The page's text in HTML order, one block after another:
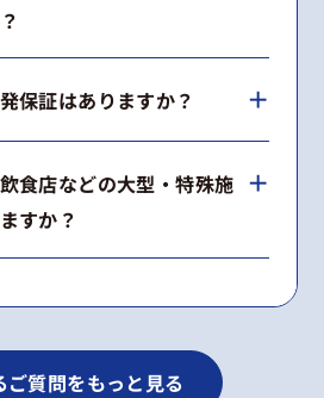
クドリなどの鳥類からコウ
しております。
無料で調査いたします。
保証はありますか？
再発した場合は、無料で再
食店などの大型・特殊施
すか？
作業など、建物の構造に合
をご提案します。
ご質問をもっと見る